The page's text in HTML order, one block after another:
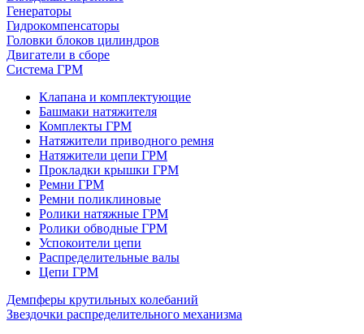
Генераторы
Гидрокомпенсаторы
Головки блоков цилиндров
Двигатели в сборе
Система ГРМ
Клапана и комплектующие
Башмаки натяжителя
Комплекты ГРМ
Натяжители приводного ремня
Натяжители цепи ГРМ
Прокладки крышки ГРМ
Ремни ГРМ
Ремни поликлиновые
Ролики натяжные ГРМ
Ролики обводные ГРМ
Успокоители цепи
Распределительные валы
Цепи ГРМ
Демпферы крутильных колебаний
Звездочки распределительного механизма